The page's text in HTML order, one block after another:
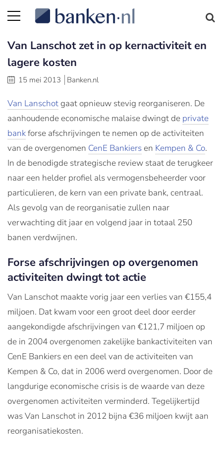
Van Lanschot zet in op kernactiviteit en
lagere kosten
15 mei 2013 Banken.nl
Van Lanschotgaat opnieuw stevig reorganiseren. De
aanhoudende economische malaise dwingt de private
bankforse afschrijvingen te nemen op de activiteiten
van de overgenomen CenE Bankiers en Kempen & Co.
In de benodigde strategische review staat de terugkeer
naar een helder profiel als vermogensbeheerder voor
particulieren, de kern van een private bank, centraal.
Als gevolg van de reorganisatie zullen naar
verwachting dit jaar en volgend jaar in totaal 250
banen verdwijnen.
Forse afschrijvingen op overgenomen
activiteiten dwingt tot actie
Van Lanschot maakte vorig jaar een verlies van €155,4
miljoen. Dat kwam voor een groot deel door eerder
aangekondigde afschrijvingen van €121,7 miljoen op
de in 2004 overgenomen zakelijke bankactiviteiten van
CenE Bankiers en een deel van de activiteiten van
Kempen & Co, dat in 2006 werd overgenomen. Door de
langdurige economische crisis is de waarde van deze
overgenomen activiteiten verminderd. Tegelijkertijd
was Van Lanschot in 2012 bijna €36 miljoen kwijt aan
reorganisatiekosten.